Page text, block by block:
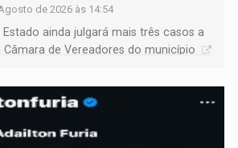
de 2026 às 14:54
ainda julgará mais três casos a
Câmara de Vereadores do município